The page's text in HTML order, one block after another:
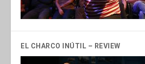
EL CHARCO INÚTIL – REVIEW